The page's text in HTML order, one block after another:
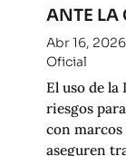
ANTE LA
Abr 16, 2026
Oficial
El uso de
riesgos
con
aseguren